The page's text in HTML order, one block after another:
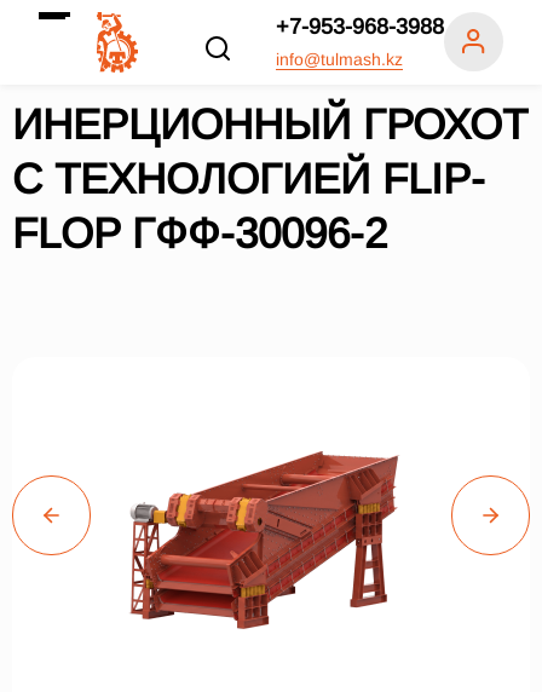
+7-953-968-3988
info@tulmash.kz
ИНЕРЦИОННЫЙ ГРОХОТ
С ТЕХНОЛОГИЕЙ FLIP-
FLOP ГФФ-30096-2